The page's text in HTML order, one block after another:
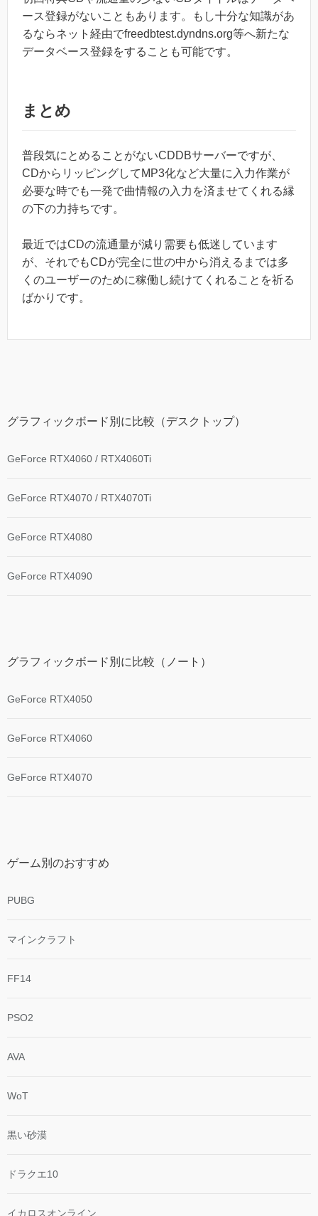
ース登録がないこともあります。もし十分な知識があ
るならネット経由でfreedbtest.dyndns.org等へ新たな
データベース登録をすることも可能です。
まとめ
普段気にとめることがないCDDBサーバーですが、
CDからリッピングしてMP3化など大量に入力作業が
必要な時でも一発で曲情報の入力を済ませてくれる縁
の下の力持ちです。
最近ではCDの流通量が減り需要も低迷しています
が、それでもCDが完全に世の中から消えるまでは多
くのユーザーのために稼働し続けてくれることを祈る
ばかりです。
グラフィックボード別に比較（デスクトップ）
GeForce RTX4060 / RTX4060Ti
GeForce RTX4070 / RTX4070Ti
GeForce RTX4080
GeForce RTX4090
グラフィックボード別に比較（ノート）
GeForce RTX4050
GeForce RTX4060
GeForce RTX4070
ゲーム別のおすすめ
PUBG
マインクラフト
FF14
PSO2
AVA
WoT
黒い砂漠
ドラクエ10
イカロスオンライン